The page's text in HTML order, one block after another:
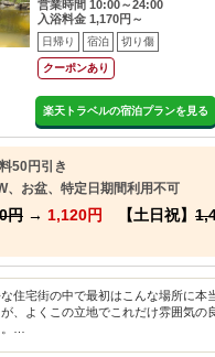
営業時間 10:00～24:00
入浴料金 1,170円～
日帰り 宿泊 切り傷
クーポンあり
楽天トラベルの宿泊プランを見る
50円引き
、お盆、特定日期間利用不可
円 → 1,120円 【土日祝】
住宅街の中で最初はこんな場所に本
が、よくこの立地でこれだけ雰囲気の
…